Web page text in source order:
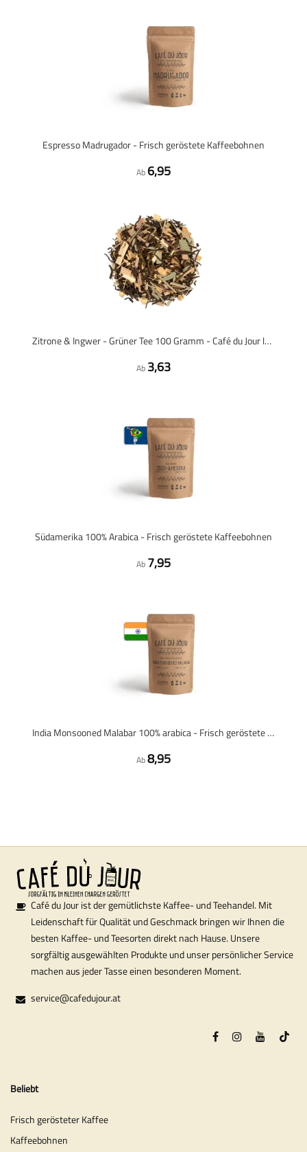
Espresso Madrugador - Frisch geröstete Kaffeebohnen
Ab 6,95
Zitrone & Ingwer - Grüner Tee 100 Gramm - Café du Jour loser Tee
Ab 3,63
Südamerika 100% Arabica - Frisch geröstete Kaffeebohnen
Ab 7,95
India Monsooned Malabar 100% arabica - Frisch geröstete Kaffeebohnen
Ab8,95
Café du Jour ist der gemütlichste Kaffee- und Teehandel. Mit
Leidenschaft für Qualität und Geschmack bringen wir Ihnen die
besten Kaffee- und Teesorten direkt nach Hause. Unsere
sorgfältig ausgewählten Produkte und unser persönlicher Service
machen aus jeder Tasse einen besonderen Moment.
service@cafedujour.at
Beliebt
Frisch gerösteter Kaffee
Kaffeebohnen